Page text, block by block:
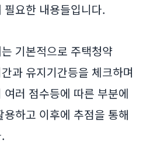
요한 내용들입니다.
기본적으로 주택청약
과 유지기간등을 체크하며
러 점수등에 따른 부분에
하고 이후에 추점을 통해